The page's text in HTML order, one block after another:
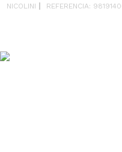
NICOLINI REFERENCIA: